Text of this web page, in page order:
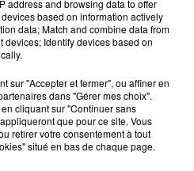
CITY
aware
6h43
6h43
ELTON JOHN / BRITNEY
SPEARS
hold me closer
address and browsing data to offer
based on information actively
data; Match and combine data from
devices; Identify devices based on
sur "Accepter et fermer", ou affiner en
dans "Gérer mes choix".
cliquant sur "Continuer sans
que pour ce site. Vous
retirer votre consentement à tout
situé en bas de chaque page.